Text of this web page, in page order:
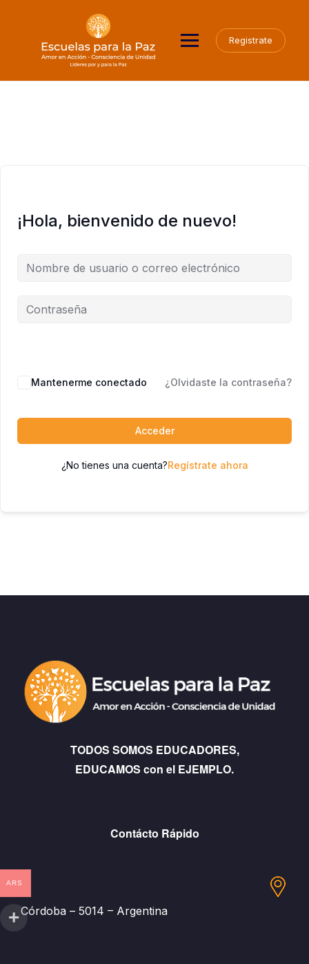
Registrate
¡Hola, bienvenido de nuevo!
Mantenerme conectado ¿Olvidaste la contraseña?
Acceder
¿No tienes una cuenta?Regístrate ahora
TODOS SOMOS EDUCADORES,
EDUCAMOS con el EJEMPLO.
Contácto Rápido
Córdoba – 5014 – Argentina
ARS